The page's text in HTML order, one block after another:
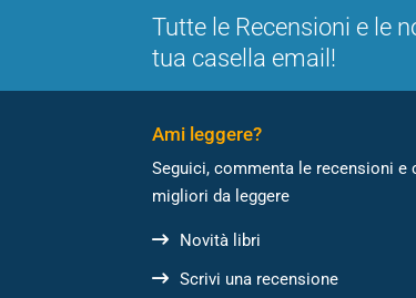
Tutte le Recensioni e le
tua casella email!
Ami leggere?
Seguici, commenta le recensioni e
migliori da leggere
Novità libri
Scrivi una recensione